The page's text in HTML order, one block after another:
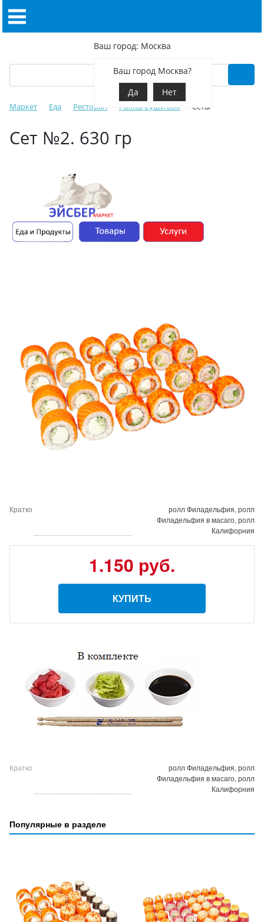
Ваш город: Москва
Ваш город Москва?
Да
Нет
Маркет Еда Ресторан Роллы Суши Вок Сеты
Сет №2. 630 гр
Кратко
ролл Филадельфия, ролл
Филадельфия в масаго, ролл
Калифорния
1.150 руб.
КУПИТЬ
Кратко
ролл Филадельфия, ролл
Филадельфия в масаго, ролл
Калифорния
Популярные в разделе